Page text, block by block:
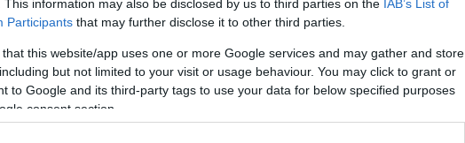
This information may also be disclosed by us to third parties on the IAB’s List of
Participants that may further disclose it to other third parties.
that this website/app uses one or more Google services and may gather and store
but not limited to your visit or usage behaviour. You may click to grant or
to Google and its third-party tags to use your data for below specified purposes
consent section.
annyit. Ha így teszel, nagyon
is, amiket így könnyedén
elhidegülés a kapcsolatotokban,
Elképzelhető, hogy egy